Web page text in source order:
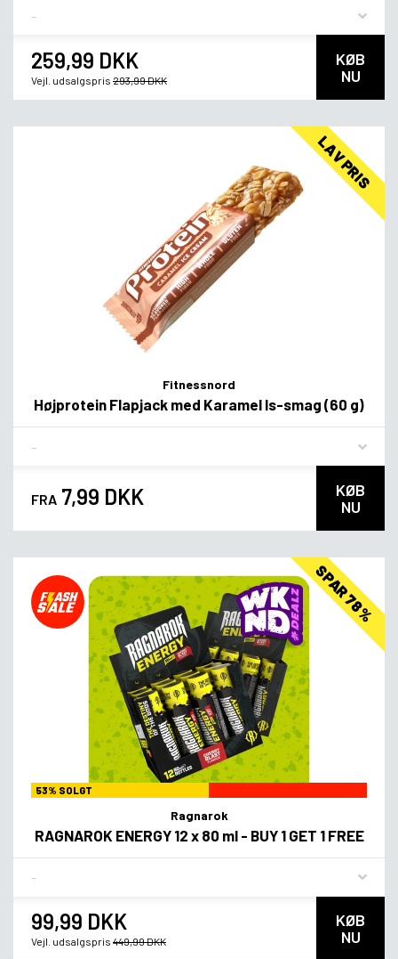
259,99 DKK
Vejl. udsalgspris 293,99 DKK
KØB
NU
LAV PRIS
Fitnessnord
Højprotein Flapjack med Karamel Is-smag (60 g)
FRA 7,99 DKK
KØB
NU
SPAR 78%
53% SOLGT
Ragnarok
RAGNAROK ENERGY 12 x 80 ml - BUY 1 GET 1 FREE
99,99 DKK
Vejl. udsalgspris 449,99 DKK
KØB
NU